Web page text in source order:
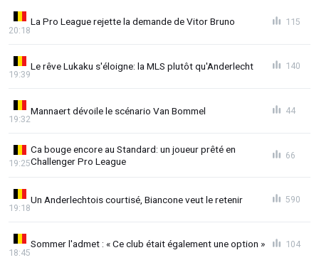
La Pro League rejette la demande de Vitor Bruno
20:18
115
Le rêve Lukaku s'éloigne: la MLS plutôt qu'Anderlecht
19:39
140
Mannaert dévoile le scénario Van Bommel
19:32
44
Ca bouge encore au Standard: un joueur prêté en
Challenger Pro League
19:25
66
Un Anderlechtois courtisé, Biancone veut le retenir
19:18
590
Sommer l'admet : « Ce club était également une option »
18:45
104